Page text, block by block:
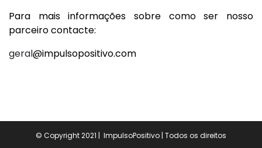
Para mais informações sobre como ser nosso
parceiro contacte:
geral@impulsopositivo.com
© Copyright 2021 | ImpulsoPositivo | Todos os direitos